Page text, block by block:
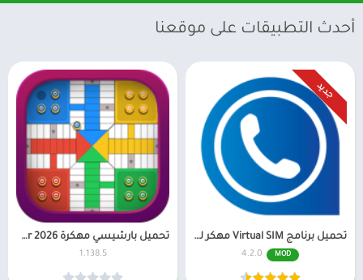
أحدث التطبيقات على موقعنا
جديد
تحميل برنامج Virtual SIM مهكر للاندرويد آخر إصدار
MOD
4.2.0
تحميل بارشيسي مهكرة 2026 Parchisi Star للاندرويد آخر اصدار
1.138.5